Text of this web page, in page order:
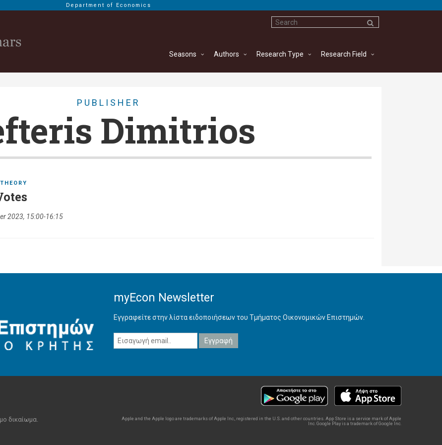
Department of Economics
Research Field
Research Type
Authors
Seasons
PUBLISHER
Dimitrios
THEORY
2023, 15:00-16:15
myEcon Newsletter
Εγγραφείτε στην λίστα ειδοποιήσεων του Τμήματος Οικονομικών Επιστημών.
δικαίωμα.
Apple and the Apple logo are trademarks of Apple Inc., registered in the U.S. and other countries. App Store is a service mark of Apple
Inc. Google Play is a trademark of Google Inc.